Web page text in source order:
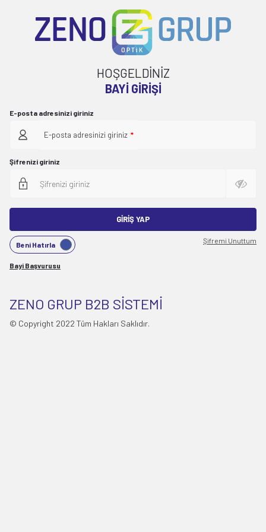
HOŞGELDİNİZ
BAYI GIRIŞI
E-posta adresinizi giriniz
E-posta adresinizi giriniz *
Şifrenizi giriniz
GIRIŞ YAP
Beni Hatırla Şifremi Unuttum
Bayi Başvurusu
ZENO GRUP B2B SİSTEMİ
© Copyright 2022 Tüm Hakları Saklıdır.